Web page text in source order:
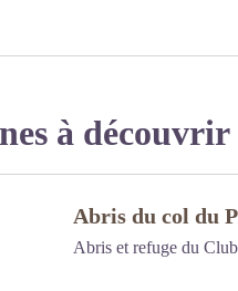
à découvrir
Abris du col du
Abris et refuge du